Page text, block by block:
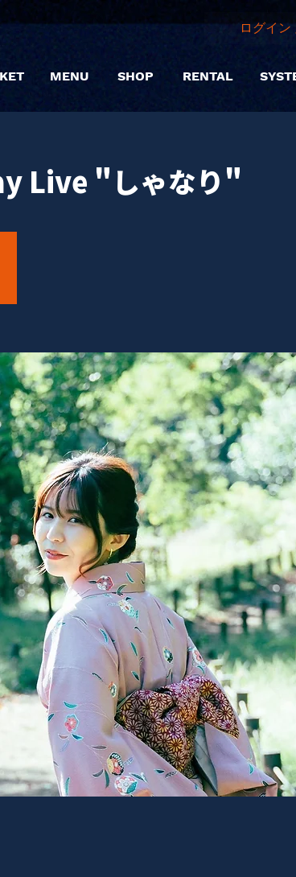
MENU SHOP
ログイ
RENTAL
Live "しゃなり"